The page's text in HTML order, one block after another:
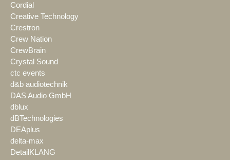
Cordial
Creative Technology
Crestron
Crew Nation
CrewBrain
Crystal Sound
ctc events
d&b audiotechnik
DAS Audio GmbH
dblux
dBTechnologies
DEAplus
delta-max
DetailKLANG